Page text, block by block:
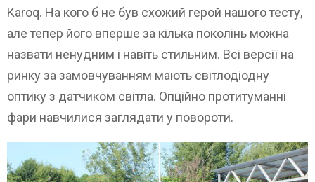
Karoq. На кого б не був схожий герой нашого тесту,
але тепер його вперше за кілька поколінь можна
назвати ненудним і навіть стильним. Всі версії на
ринку за замовчуванням мають світлодіодну
оптику з датчиком світла. Опційно протитуманні
фари навчилися заглядати у повороти.